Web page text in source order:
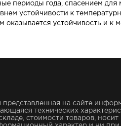
периоды года, спасением
устойчивости к
устойчивость и к
представленная на сайте
технических
стоимости товаров, носит